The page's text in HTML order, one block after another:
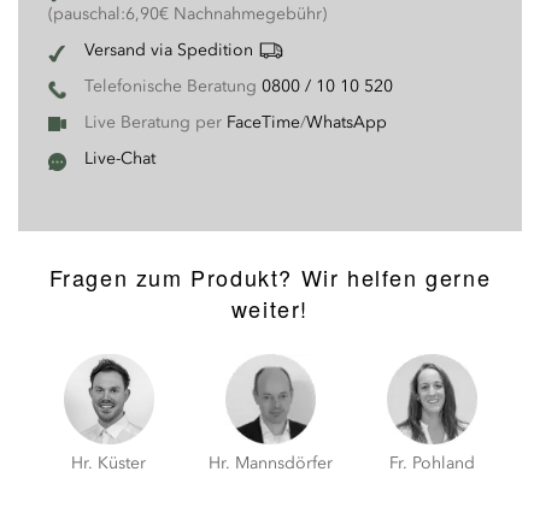
(pauschal:6,90€ Nachnahmegebühr)
Versand via Spedition
Telefonische Beratung 0800 / 10 10 520
Live Beratung per FaceTime/WhatsApp
Live-Chat
Fragen zum Produkt? Wir helfen gerne
weiter!
Hr. Küster Hr. Mannsdörfer Fr. Pohland